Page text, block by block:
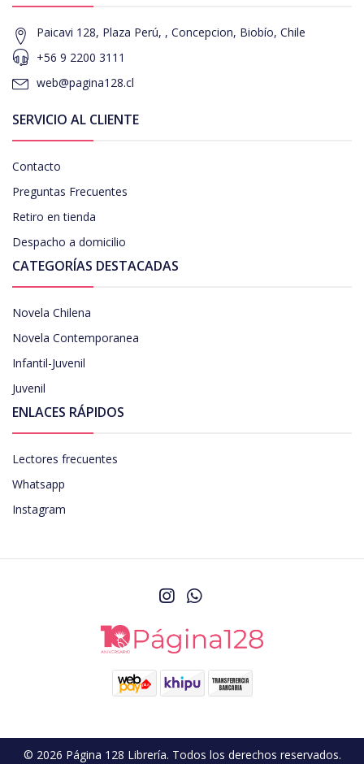
Paicavi 128, Plaza Perú, , Concepcion, Biobío, Chile
+56 9 2200 3111
web@pagina128.cl
SERVICIO AL CLIENTE
Contacto
Preguntas Frecuentes
Retiro en tienda
Despacho a domicilio
CATEGORÍAS DESTACADAS
Novela Chilena
Novela Contemporanea
Infantil-Juvenil
Juvenil
ENLACES RÁPIDOS
Lectores frecuentes
Whatsapp
Instagram
© 2026 Página 128 Librería. Todos los derechos reservados.